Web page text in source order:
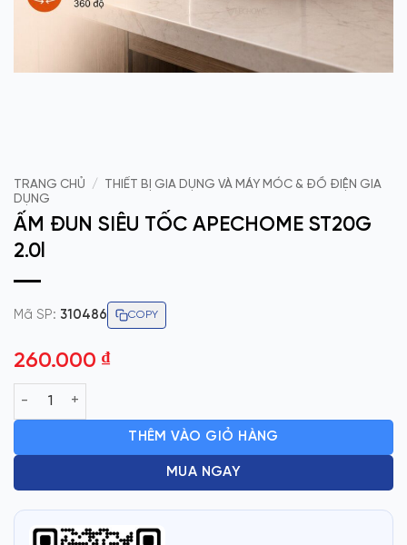
TRANG CHỦ /
THIẾT BỊ GIA DỤNG VÀ MÁY MÓC & ĐỒ ĐIỆN GIA
DỤNG
ẤM ĐUN SIÊU TỐC APECHOME ST20G
2.0l
Mã SP: 310486 COPY
260.000 ₫
ẤM ĐUN SIÊU TỐC APECHOME ST20G 2.0l số lượng
THÊM VÀO GIỎ HÀNG
MUA NGAY